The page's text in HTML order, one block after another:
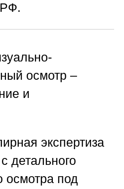
осмотр –
и
экспертиза
детального
осмотра под